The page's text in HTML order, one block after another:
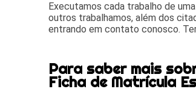
Executamos cada trabalho de
outros trabalhamos, além dos
entrando em contato conosco.
Para saber mais
Ficha de Matrícula